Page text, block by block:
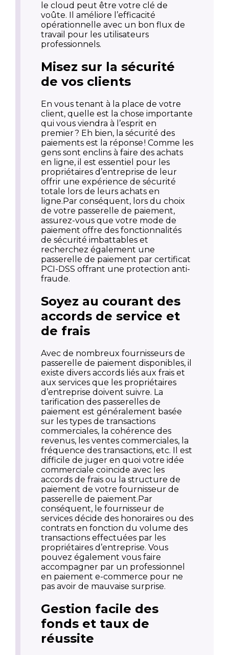
le cloud peut être votre clé de
voûte. Il améliore l’efficacité
opérationnelle avec un bon flux de
travail pour les utilisateurs
professionnels.
Misez sur la sécurité
de vos clients
En vous tenant à la place de votre
client, quelle est la chose importante
qui vous viendra à l’esprit en
premier ? Eh bien, la sécurité des
paiements est la réponse ! Comme les
gens sont enclins à faire des achats
en ligne, il est essentiel pour les
propriétaires d’entreprise de leur
offrir une expérience de sécurité
totale lors de leurs achats en
ligne.Par conséquent, lors du choix
de votre passerelle de paiement,
assurez-vous que votre mode de
paiement offre des fonctionnalités
de sécurité imbattables et
recherchez également une
passerelle de paiement par certificat
PCI-DSS offrant une protection anti-
fraude.
Soyez au courant des
accords de service et
de frais
Avec de nombreux fournisseurs de
passerelle de paiement disponibles, il
existe divers accords liés aux frais et
aux services que les propriétaires
d’entreprise doivent suivre. La
tarification des passerelles de
paiement est généralement basée
sur les types de transactions
commerciales, la cohérence des
revenus, les ventes commerciales, la
fréquence des transactions, etc. Il est
difficile de juger en quoi votre idée
commerciale coïncide avec les
accords de frais ou la structure de
paiement de votre fournisseur de
passerelle de paiement.Par
conséquent, le fournisseur de
services décide des honoraires ou des
contrats en fonction du volume des
transactions effectuées par les
propriétaires d’entreprise. Vous
pouvez également vous faire
accompagner par un professionnel
en paiement e-commerce pour ne
pas avoir de mauvaise surprise.
Gestion facile des
fonds et taux de
réussite